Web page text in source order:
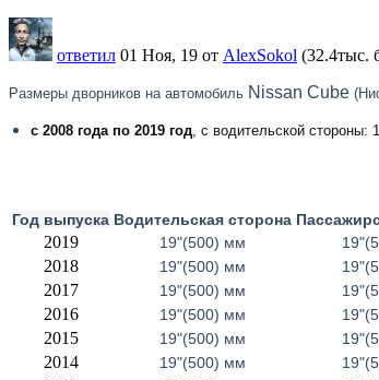
ответил 01 Ноя, 19 от AlexSokol (32.4тыс.
Размеры дворников на автомобиль Nissan Cube
с 2008 года по 2019 год , с водительской
Год выпуска Водительская сторона
2019 19"(500) мм
2018 19"(500) мм
2017 19"(500) мм
2016 19"(500) мм
2015 19"(500) мм
2014 19"(500) мм